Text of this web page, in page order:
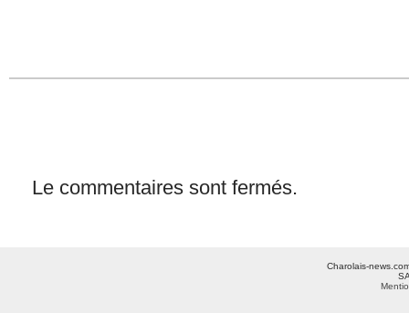
Le commentaires sont fermés.
Charolais-